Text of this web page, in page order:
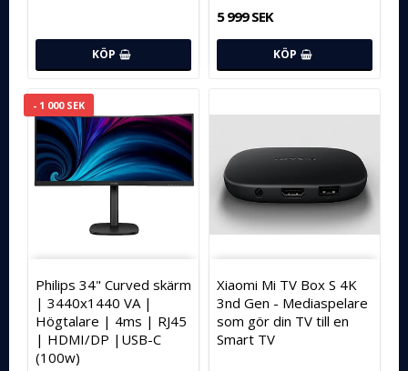
KÖP
5 999 SEK
KÖP
- 1 000 SEK
Philips 34" Curved skärm
| 3440x1440 VA |
Högtalare | 4ms | RJ45
| HDMI/DP |USB-C
(100w)
Xiaomi Mi TV Box S 4K
3nd Gen - Mediaspelare
som gör din TV till en
Smart TV